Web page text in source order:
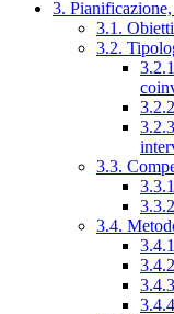
3. Pianificazione,
3.1.
3.2.
3.3.
3.4.